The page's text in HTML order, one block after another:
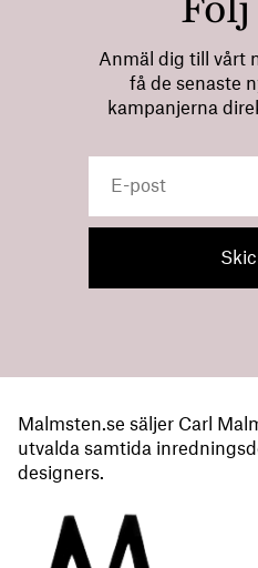
Följ
Anmäl dig till vårt
få de senaste
kampanjerna
Malmsten.se säljer Carl
utvalda samtida
designers.